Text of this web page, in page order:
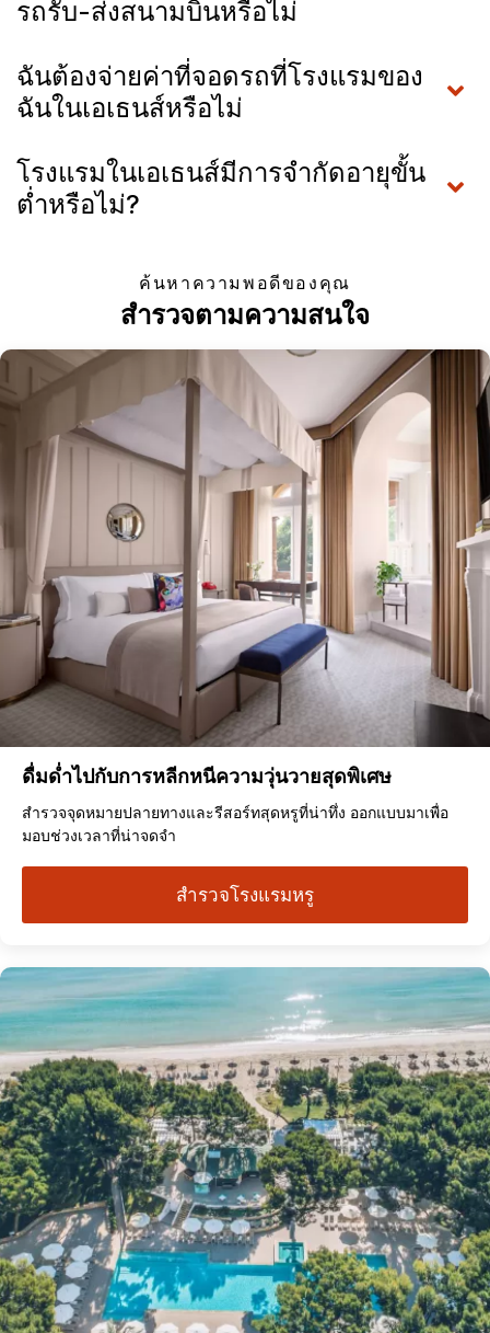
รถรับ-ส่งสนามบินหรือไม่
ฉันต้องจ่ายค่าที่จอดรถที่โรงแรมของ
ฉันในเอเธนส์หรือไม่
โรงแรมในเอเธนส์มีการจำกัดอายุขั้น
ต่ำหรือไม่?
ค้นหาความพอดีของคุณ
สำรวจตามความสนใจ
ดื่มด่ำไปกับการหลีกหนีความวุ่นวายสุดพิเศษ
สำรวจจุดหมายปลายทางและรีสอร์ทสุดหรูที่น่าทึ่ง ออกแบบมาเพื่อ
มอบช่วงเวลาที่น่าจดจำ
สำรวจโรงแรมหรู